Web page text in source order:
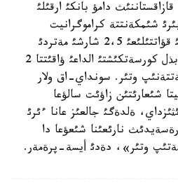
دامؤ بانكئ ارقئلئ
شئمكةنتتة كراموگرانيت
شئعاراتئن زاؤئت اشتئ. «ونئ قؤاتتئلئعئ 2،5 شارشئ مةتردئ
قذرايدئ. كومپانيا وكئلدةرئ بذل كورسةتكئشتئ الداعئ ؤاقئتتا 2
وتئر. سونداي-اق ولار
شئعارئتئن زاؤئت سالؤعا
ةلدةگئ جالعئز عانا ءئرئ
نارئعئنا شئعؤعا دا
وتئر»، دةدئ أيسة-پرةمةر.